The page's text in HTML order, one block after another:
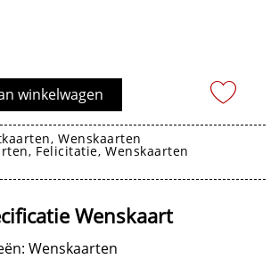
winkelwagen
,Wenskaarten
, Felicitatie,Wenskaarten
Wenskaart
Wenskaarten